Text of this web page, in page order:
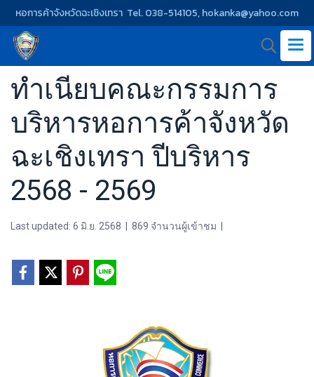
หอการค้าจังหวัดฉะเชิงเทรา Tel. 038-514105, hokanka@yahoo.com
ทำเนียบคณะกรรมการ
บริหารหอการค้าจังหวัด
ฉะเชิงเทรา ปีบริหาร
2568 - 2569
Last updated: 6 มิ.ย. 2568 869 จำนวนผู้เข้าชม